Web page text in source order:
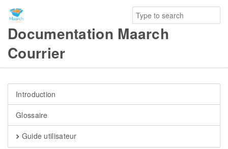
Documentation Maarch
Courrier
Introduction
Glossaire
Guide utilisateur